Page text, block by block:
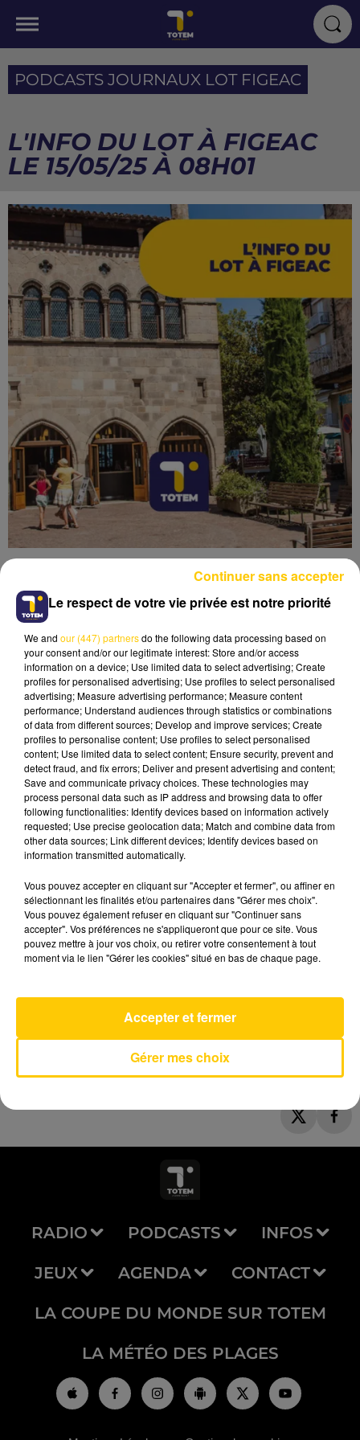
PODCASTS JOURNAUX LOT FIGEAC
L'INFO DU LOT À FIGEAC
LE 15/05/25 À 08H01
Lecture (4 min 6 sec)
15 mai 2025 - 4 min 6 sec
L'INFO DU LOT À FIGEAC LE 15/05/25 À
08H01
L'info du Lot à Figeac
FRANCIS CABREL
AVEYRON NORD
RADIO PODCASTS INFOS
JEUX AGENDA CONTACT
LA COUPE DU MONDE SUR TOTEM
LA MÉTÉO DES PLAGES
Le respect de votre vie privée est notre priorité
We and our (447) partnersdo the following data processing based on
your consent and/or our legitimate interest: Store and/or access
information on a device; Use limited data to select advertising; Create
profiles for personalised advertising; Use profiles to select personalised
advertising; Measure advertising performance; Measure content
performance; Understand audiences through statistics or combinations
of data from different sources; Develop and improve services; Create
profiles to personalise content; Use profiles to select personalised
content; Use limited data to select content; Ensure security, prevent and
detect fraud, and fix errors; Deliver and present advertising and content;
Save and communicate privacy choices. These technologies may
process personal data such as IP address and browsing data to offer
following functionalities: Identify devices based on information actively
requested; Use precise geolocation data; Match and combine data from
other data sources; Link different devices; Identify devices based on
information transmitted automatically.
Vous pouvez accepter en cliquant sur "Accepter et fermer", ou affiner en
sélectionnant les finalités et/ou partenaires dans "Gérer mes choix".
Vous pouvez également refuser en cliquant sur "Continuer sans
accepter". Vos préférences ne s'appliqueront que pour ce site. Vous
pouvez mettre à jour vos choix, ou retirer votre consentement à tout
moment via le lien "Gérer les cookies" situé en bas de chaque page.
Gérer mes choix
Accepter et fermer
Continuer sans accepter